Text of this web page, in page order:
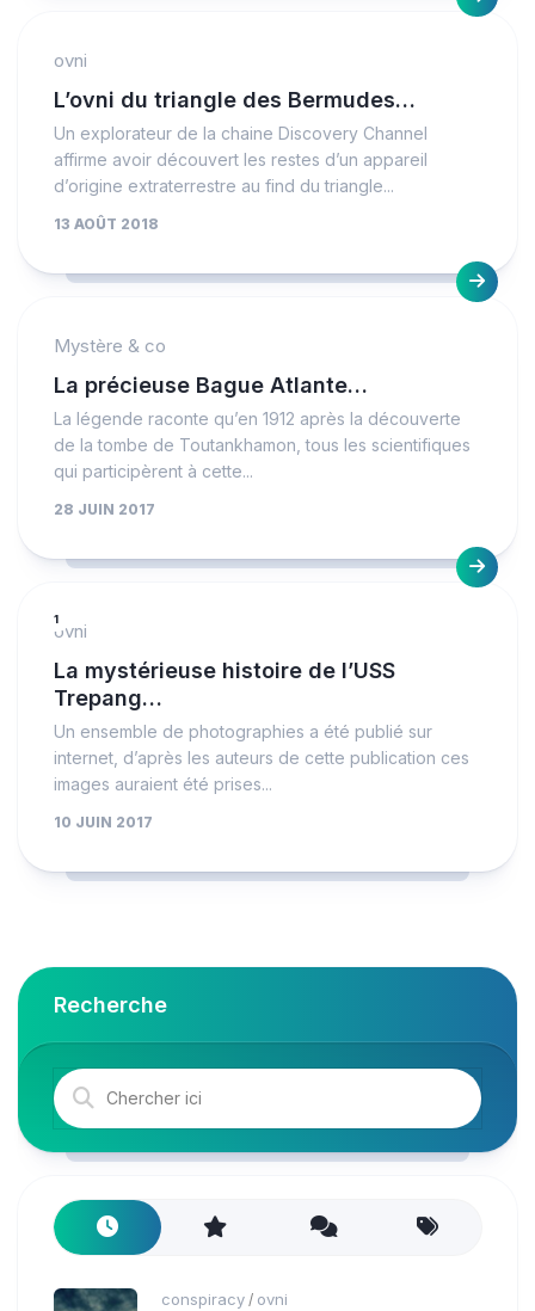
ovni
L’ovni du triangle des Bermudes…
Un explorateur de la chaine Discovery Channel
affirme avoir découvert les restes d’un appareil
d’origine extraterrestre au find du triangle...
13 AOÛT 2018
Mystère & co
La précieuse Bague Atlante…
La légende raconte qu’en 1912 après la découverte
de la tombe de Toutankhamon, tous les scientifiques
qui participèrent à cette...
28 JUIN 2017
1
ovni
La mystérieuse histoire de l’USS
Trepang…
Un ensemble de photographies a été publié sur
internet, d’après les auteurs de cette publication ces
images auraient été prises...
10 JUIN 2017
Recherche
conspiracy / ovni